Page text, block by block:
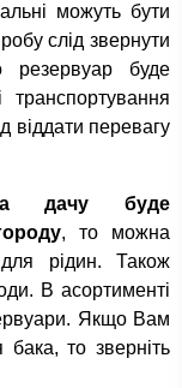
можуть бути
слід звернути
резервуар буде
транспортування
віддати перевагу
дачу буде
, то можна
рідин. Також
В асортименті
Якщо Вам
бака, то зверніть